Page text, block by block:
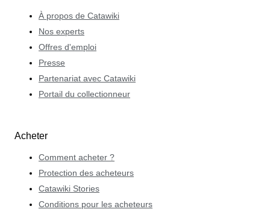
À propos de Catawiki
Nos experts
Offres d'emploi
Presse
Partenariat avec Catawiki
Portail du collectionneur
Acheter
Comment acheter ?
Protection des acheteurs
Catawiki Stories
Conditions pour les acheteurs